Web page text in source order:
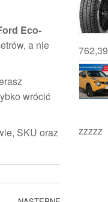
Eco-
a nie
wrócić
SKU oraz
762,39
zzzzz